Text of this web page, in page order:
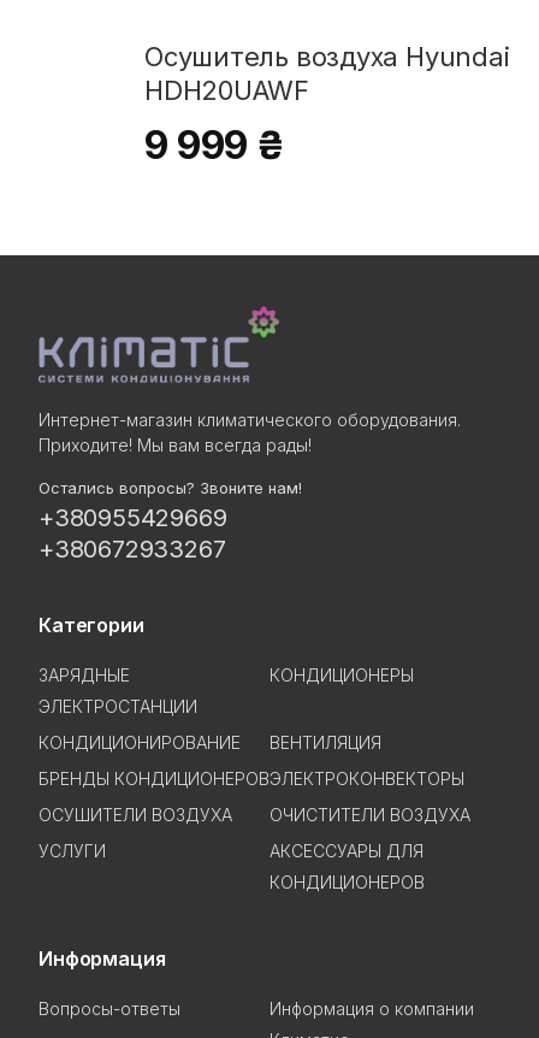
Осушитель воздуха Hyundai
HDH20UAWF
9 999 ₴
Интернет-магазин климатического оборудования.
Приходите! Мы вам всегда рады!
Остались вопросы? Звоните нам!
+380955429669
+380672933267
Категории
ЗАРЯДНЫЕ
ЭЛЕКТРОСТАНЦИИ
КОНДИЦИОНЕРЫ
КОНДИЦИОНИРОВАНИЕ
ВЕНТИЛЯЦИЯ
БРЕНДЫ КОНДИЦИОНЕРОВЭЛЕКТРОКОНВЕКТОРЫ
ОСУШИТЕЛИ ВОЗДУХА
ОЧИСТИТЕЛИ ВОЗДУХА
УСЛУГИ
АКСЕССУАРЫ ДЛЯ
КОНДИЦИОНЕРОВ
Информация
Вопросы-ответы
Информация о компании